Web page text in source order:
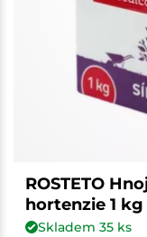
ROSTETO
hortenzie 1 kg
Skladem 35ks